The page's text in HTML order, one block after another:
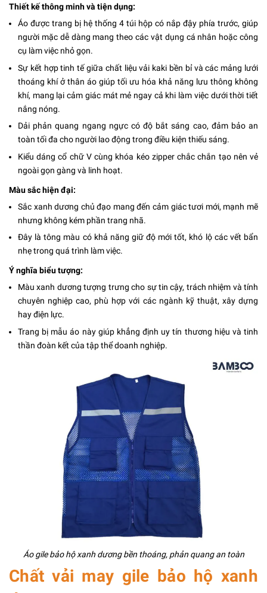
Thiết kế thông minh và tiện dụng:
Áo được trang bị hệ thống 4 túi hộp có nắp đậy phía trước, giúp
người mặc dễ dàng mang theo các vật dụng cá nhân hoặc công
cụ làm việc nhỏ gọn.
Sự kết hợp tinh tế giữa chất liệu vải kaki bền bỉ và các mảng lưới
thoáng khí ở thân áo giúp tối ưu hóa khả năng lưu thông không
khí, mang lại cảm giác mát mẻ ngay cả khi làm việc dưới thời tiết
nắng nóng.
Dải phản quang ngang ngực có độ bắt sáng cao, đảm bảo an
toàn tối đa cho người lao động trong điều kiện thiếu sáng.
Kiểu dáng cổ chữ V cùng khóa kéo zipper chắc chắn tạo nên vẻ
ngoài gọn gàng và linh hoạt.
Màu sắc hiện đại:
Sắc xanh dương chủ đạo mang đến cảm giác tươi mới, mạnh mẽ
nhưng không kém phần trang nhã.
Đây là tông màu có khả năng giữ độ mới tốt, khó lộ các vết bẩn
nhẹ trong quá trình làm việc.
Ý nghĩa biểu tượng:
Màu xanh dương tượng trưng cho sự tin cậy, trách nhiệm và tính
chuyên nghiệp cao, phù hợp với các ngành kỹ thuật, xây dựng
hay điện lực.
Trang bị mẫu áo này giúp khẳng định uy tín thương hiệu và tinh
thần đoàn kết của tập thể doanh nghiệp.
Áo gile bảo hộ xanh dương bền thoáng, phản quang an toàn
Chất vải may gile bảo hộ xanh